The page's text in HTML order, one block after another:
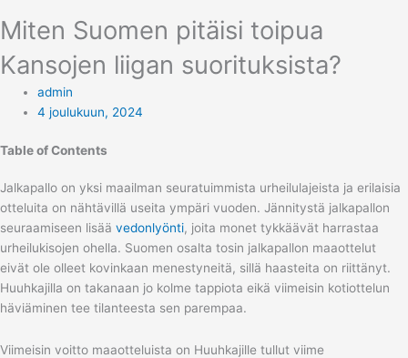
Miten Suomen pitäisi toipua
Kansojen liigan suorituksista?
admin
4 joulukuun, 2024
Table of Contents
Jalkapallo on yksi maailman seuratuimmista urheilulajeista ja erilaisia
otteluita on nähtävillä useita ympäri vuoden. Jännitystä jalkapallon
seuraamiseen lisää vedonlyönti, joita monet tykkäävät harrastaa
urheilukisojen ohella. Suomen osalta tosin jalkapallon maaottelut
eivät ole olleet kovinkaan menestyneitä, sillä haasteita on riittänyt.
Huuhkajilla on takanaan jo kolme tappiota eikä viimeisin kotiottelun
häviäminen tee tilanteesta sen parempaa.
Viimeisin voitto maaotteluista on Huuhkajille tullut viime